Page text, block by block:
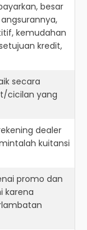
besar
kemudahan
kredit,
secara
cicilan yang
dealer
kuitansi
promo dan
karena